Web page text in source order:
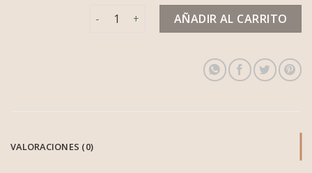
gafas de sol negras cantidadAÑADIR AL CARRITO
VALORACIONES (0)